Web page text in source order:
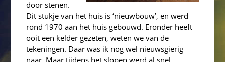
door stenen.
Dit stukje van het huis is ‘nieuwbouw’, en werd
rond 1970 aan het huis gebouwd. Eronder heeft
ooit een kelder gezeten, weten we van de
tekeningen. Daar was ik nog wel nieuwsgierig
naar. Maar tijdens het slopen werd al snel